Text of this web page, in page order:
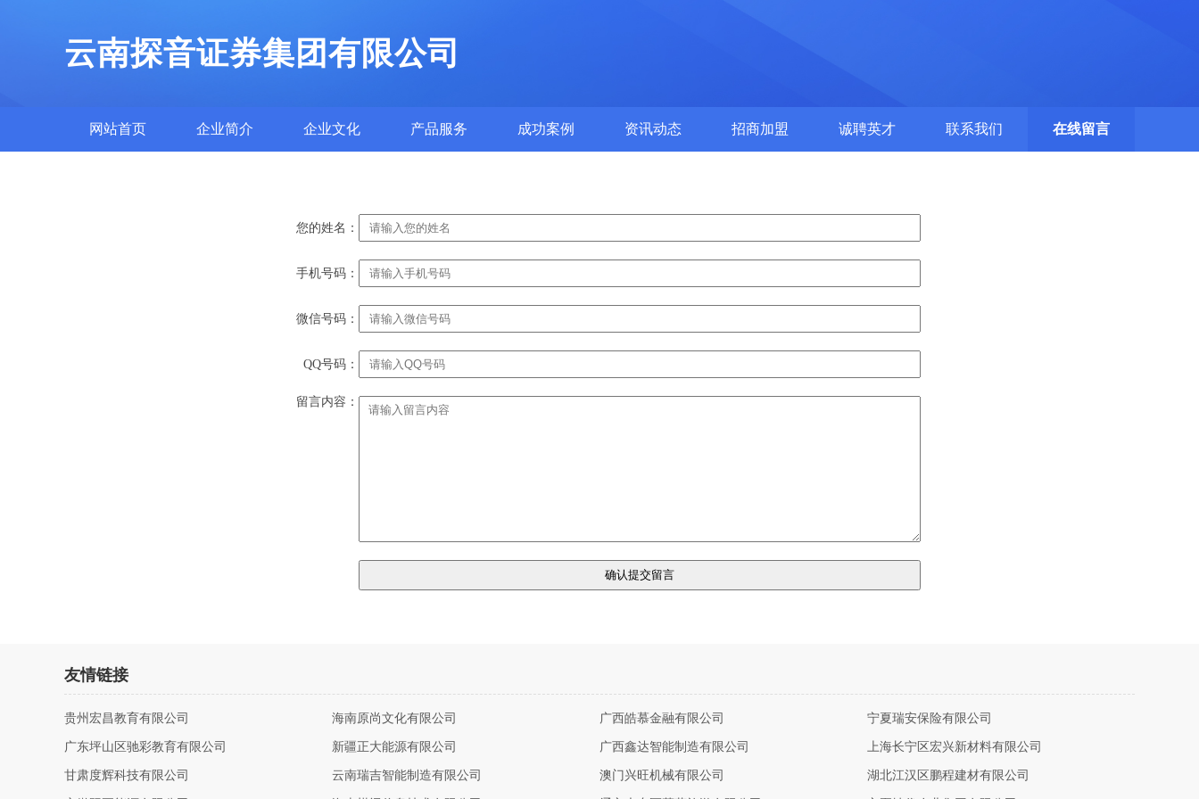
云南探音证券集团有限公司
网站首页 企业简介 企业文化 产品服务 成功案例 资讯动态 招商加盟 诚聘英才 联系我们 在线留言
您的姓名：
手机号码：
微信号码：
QQ号码：
留言内容：
友情链接
贵州宏昌教育有限公司 海南原尚文化有限公司 广西皓慕金融有限公司 宁夏瑞安保险有限公司
广东坪山区驰彩教育有限公司 新疆正大能源有限公司 广西鑫达智能制造有限公司 上海长宁区宏兴新材料有限公司
甘肃度辉科技有限公司 云南瑞吉智能制造有限公司 澳门兴旺机械有限公司 湖北江汉区鹏程建材有限公司